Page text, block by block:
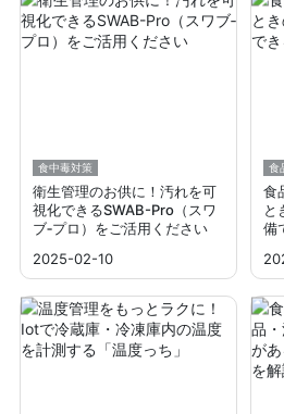
食中毒対策
衛生管理のお供に！汚れを可
視化できるSWAB-Pro（スワ
ブ‐プロ）をご活用ください
2025-02-10
食
食
と
備